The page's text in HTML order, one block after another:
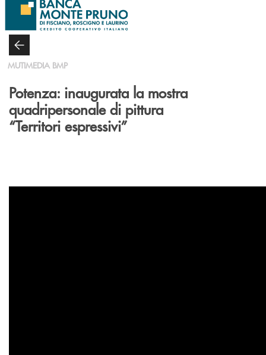
Salta al contenuto principale
MUTIMEDIA BMP
Potenza: inaugurata la mostra
quadripersonale di pittura
“Territori espressivi”